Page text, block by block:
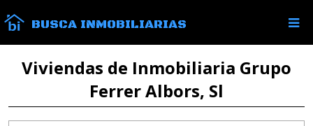
BUSCA INMOBILIARIAS
Viviendas de Inmobiliaria Grupo
Ferrer Albors, Sl